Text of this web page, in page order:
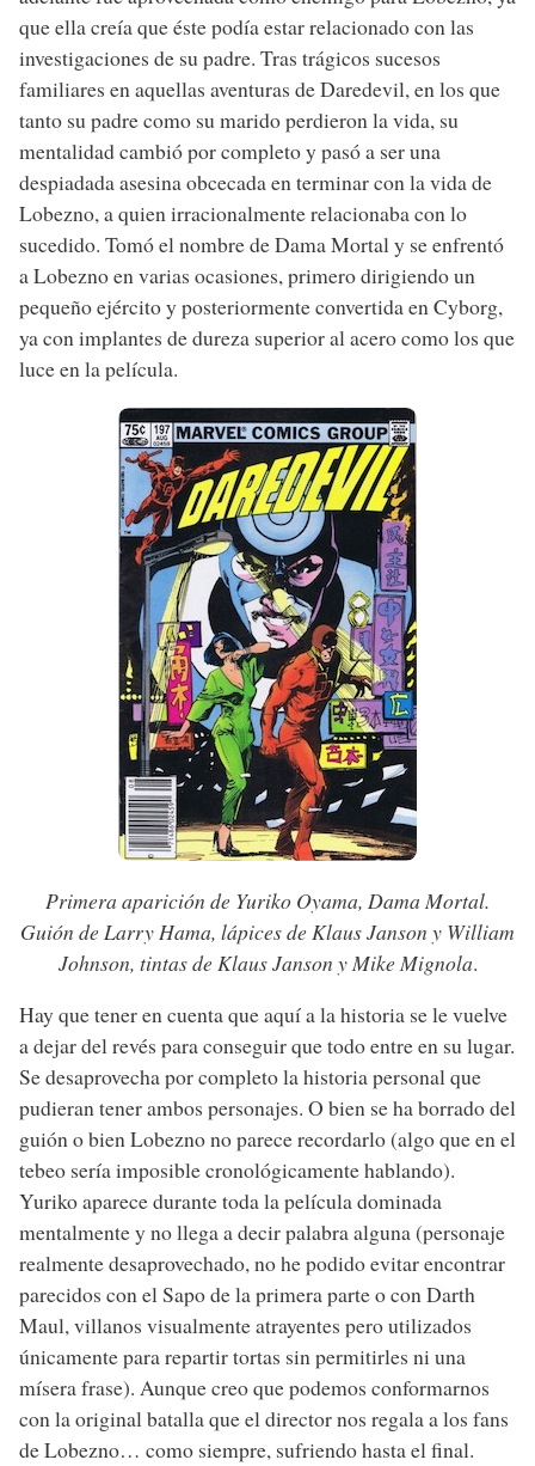
que ella creía que éste podía estar relacionado con las
investigaciones de su padre. Tras trágicos sucesos
familiares en aquellas aventuras de Daredevil, en los que
tanto su padre como su marido perdieron la vida, su
mentalidad cambió por completo y pasó a ser una
despiadada asesina obcecada en terminar con la vida de
Lobezno, a quien irracionalmente relacionaba con lo
sucedido. Tomó el nombre de Dama Mortal y se enfrentó
a Lobezno en varias ocasiones, primero dirigiendo un
pequeño ejército y posteriormente convertida en Cyborg,
ya con implantes de dureza superior al acero como los que
luce en la película.
Primera aparición de Yuriko Oyama, Dama Mortal.
Guión de Larry Hama, lápices de Klaus Janson y William
Johnson, tintas de Klaus Janson y Mike Mignola.
Hay que tener en cuenta que aquí a la historia se le vuelve
a dejar del revés para conseguir que todo entre en su lugar.
Se desaprovecha por completo la historia personal que
pudieran tener ambos personajes. O bien se ha borrado del
guión o bien Lobezno no parece recordarlo (algo que en el
tebeo sería imposible cronológicamente hablando).
Yuriko aparece durante toda la película dominada
mentalmente y no llega a decir palabra alguna (personaje
realmente desaprovechado, no he podido evitar encontrar
parecidos con el Sapo de la primera parte o con Darth
Maul, villanos visualmente atrayentes pero utilizados
únicamente para repartir tortas sin permitirles ni una
mísera frase). Aunque creo que podemos conformarnos
con la original batalla que el director nos regala a los fans
de Lobezno… como siempre, sufriendo hasta el final.